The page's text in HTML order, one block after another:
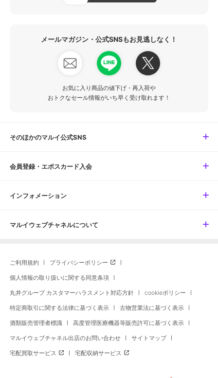
メールマガジン・公式SNSもお見逃しなく！
お気に入り商品の値下げ・再入荷や
おトクなセール情報がいち早く受け取れます！
そのほかのマルイ公式SNS
会員登録・エポスカード入会
インフォメーション
マルイウェブチャネルについて
ご利用規約 プライバシーポリシー
個人情報の取り扱いに関する同意条項
丸井グループ カスタマーハラスメント対応方針 cookieポリシー
特定商取引に関する法律に基づく表示 古物営業法に基づく表示
酒類販売管理者標識 高度管理医療機器等販売許可に基づく表示
マルイウェブチャネル出店のお問い合わせ サイトマップ
宅配買取サービス 宅配収納サービス